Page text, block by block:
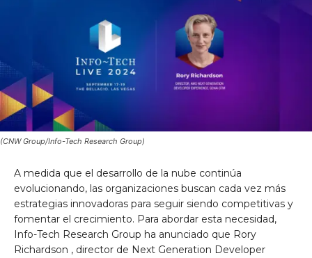
(CNW Group/Info-Tech Research Group)
A medida que el desarrollo de la nube continúa
evolucionando, las organizaciones buscan cada vez más
estrategias innovadoras para seguir siendo competitivas y
fomentar el crecimiento. Para abordar esta necesidad,
Info-Tech Research Group ha anunciado que Rory
Richardson , director de Next Generation Developer